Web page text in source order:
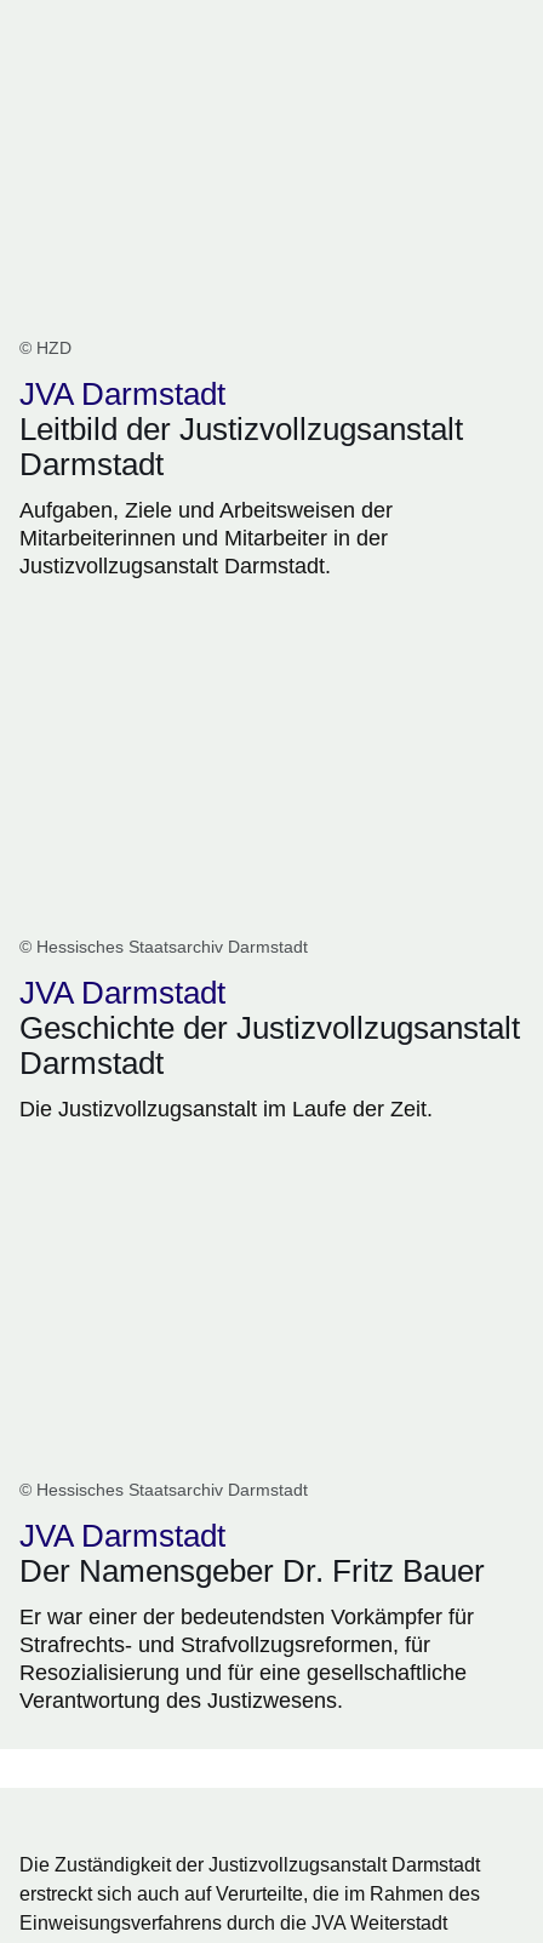
© HZD
JVA Darmstadt
Leitbild der Justizvollzugsanstalt
Darmstadt
Aufgaben, Ziele und Arbeitsweisen der
Mitarbeiterinnen und Mitarbeiter in der
Justizvollzugsanstalt Darmstadt.
© Hessisches Staatsarchiv Darmstadt
JVA Darmstadt
Geschichte der Justizvollzugsanstalt
Darmstadt
Die Justizvollzugsanstalt im Laufe der Zeit.
© Hessisches Staatsarchiv Darmstadt
JVA Darmstadt
Der Namensgeber Dr. Fritz Bauer
Er war einer der bedeutendsten Vorkämpfer für
Strafrechts- und Strafvollzugsreformen, für
Resozialisierung und für eine gesellschaftliche
Verantwortung des Justizwesens.
Die Zuständigkeit der Justizvollzugsanstalt Darmstadt
erstreckt sich auch auf Verurteilte, die im Rahmen des
Einweisungsverfahrens durch die JVA Weiterstadt